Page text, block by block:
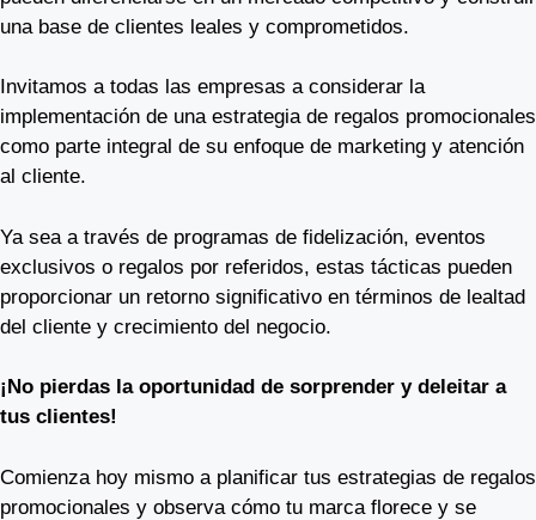
una base de clientes leales y comprometidos.
Invitamos a todas las empresas a considerar la
implementación de una estrategia de regalos promocionales
como parte integral de su enfoque de marketing y atención
al cliente.
Ya sea a través de programas de fidelización, eventos
exclusivos o regalos por referidos, estas tácticas pueden
proporcionar un retorno significativo en términos de lealtad
del cliente y crecimiento del negocio.
¡No pierdas la oportunidad de sorprender y deleitar a
tus clientes!
Comienza hoy mismo a planificar tus estrategias de regalos
promocionales y observa cómo tu marca florece y se